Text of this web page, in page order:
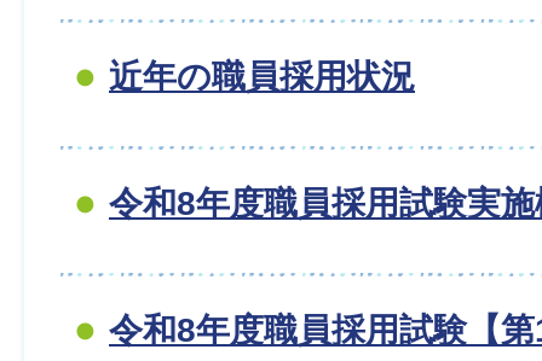
近年の職員採用状況
令和8年度職員採用試験実
令和8年度職員採用試験【